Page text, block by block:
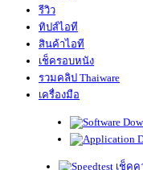
รีวิว
ทิปส์ไอที
สินค้าไอที
เช็ครอบหนัง
รวมคลิป Thaiware
เครื่องมือ
เช็คค